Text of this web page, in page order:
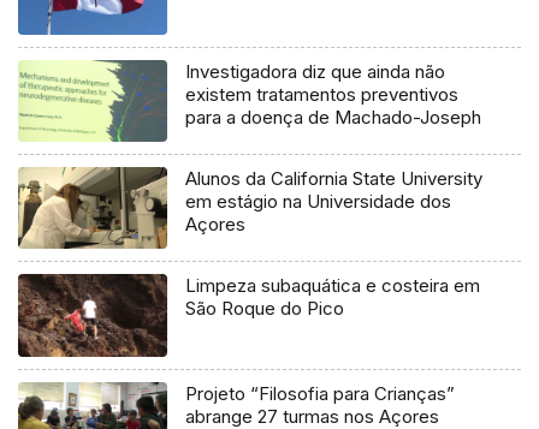
Investigadora diz que ainda não
existem tratamentos preventivos
para a doença de Machado-Joseph
Alunos da California State University
em estágio na Universidade dos
Açores
Limpeza subaquática e costeira em
São Roque do Pico
Projeto “Filosofia para Crianças”
abrange 27 turmas nos Açores